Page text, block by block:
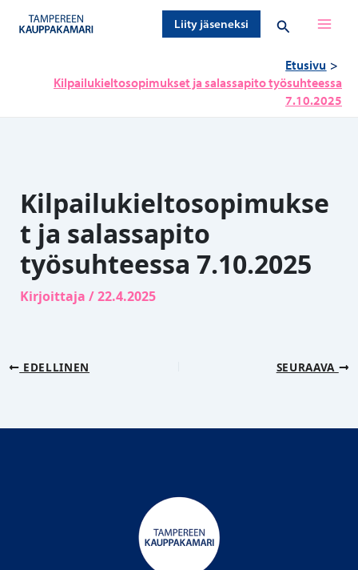
sisältöön
Liity jäseneksi Hae
Etusivu
Kilpailukieltosopimukset ja salassapito työsuhteessa
7.10.2025
Kilpailukieltosopimukse
t ja salassapito
työsuhteessa 7.10.2025
Kirjoittaja /22.4.2025
EDELLINEN SEURAAVA